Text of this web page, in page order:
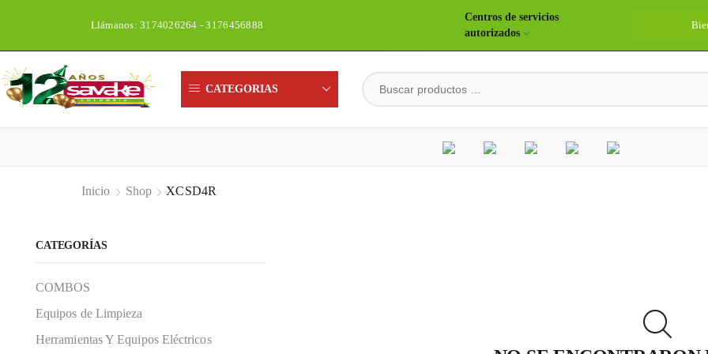
Llámanos: 3174026264 - 3176456888
Centros de servicios
autorizados
Unidos construyendo país
CATEGORIAS
Inicio Shop XCSD4R
CATEGORÍAS
COMBOS
Equipos de Limpieza
Herramientas Y Equipos Eléctricos